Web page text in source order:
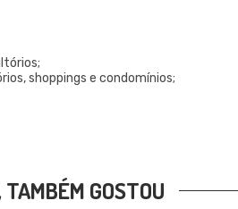
shoppings e condomínios;
TAMBÉM GOSTOU